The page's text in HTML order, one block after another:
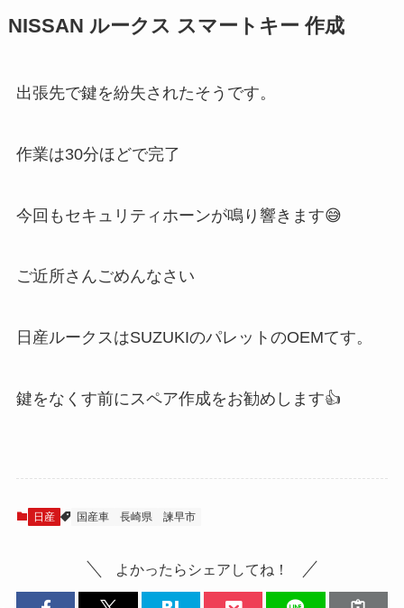
NISSAN ルークス スマートキー 作成
出張先で鍵を紛失されたそうです。
作業は30分ほどで完了
今回もセキュリティホーンが鳴り響きます😅
ご近所さんごめんなさい
日産ルークスはSUZUKIのパレットのOEMてす。
鍵をなくす前にスペア作成をお勧めします👍
日産 国産車 長崎県 諫早市
よかったらシェアしてね！